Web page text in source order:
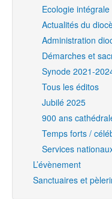
Ecologie intégrale
Actualités du
Administration
Démarches et
Synode 2021-
Tous les éditos
Jubilé 2025
900 ans
Temps forts /
Services
L’évènement
Sanctuaires et